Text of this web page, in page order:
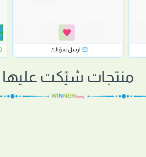
ارسل سؤالك
منتجات شيّكت عليها